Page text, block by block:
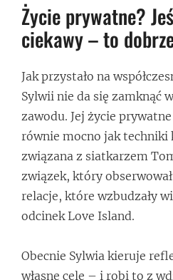
Życie prywatne?
ciekawy – to
Jak przystało na
Sylwii nie da się zamknąć
zawodu. Jej życie
równie mocno jak techniki
związana z siatkarzem
związek, który
relacje, które wzbudzały
odcinek Love Island.
Obecnie Sylwia kieruje
własne cele – i robi to z